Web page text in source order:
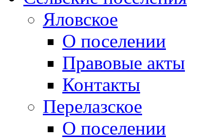
Яловское
О поселении
Правовые акты
Контакты
Перелазское
О поселении